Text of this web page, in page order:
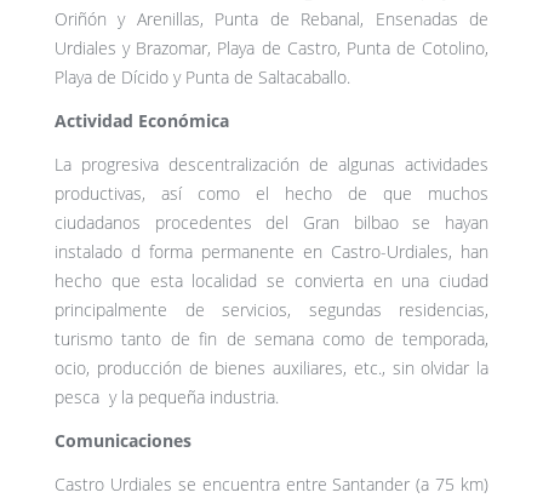
Oriñón y Arenillas, Punta de Rebanal, Ensenadas de
Urdiales y Brazomar, Playa de Castro, Punta de Cotolino,
Playa de Dícido y Punta de Saltacaballo.
Actividad Económica
La progresiva descentralización de algunas actividades
productivas, así como el hecho de que muchos
ciudadanos procedentes del Gran bilbao se hayan
instalado d forma permanente en Castro-Urdiales, han
hecho que esta localidad se convierta en una ciudad
principalmente de servicios, segundas residencias,
turismo tanto de fin de semana como de temporada,
ocio, producción de bienes auxiliares, etc., sin olvidar la
pesca y la pequeña industria.
Comunicaciones
Castro Urdiales se encuentra entre Santander (a 75 km)